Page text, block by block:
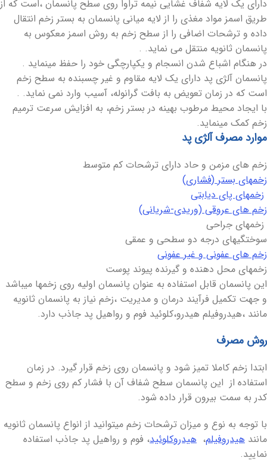
دارای یک لایه شفاف غشایی نیمه تراوا روی سطح پانسمان ،است که از
طریق اسمز مواد مغذی را از لایه میانی پانسمان به بستر زخم انتقال
داده و ترشحات اضافی را از سطح زخم به روش اسمز معکوس به
پانسمان ثانویه منتقل می نماید. .
در هنگام اشباع شدن انسجام و یکپارچگی خود را حفظ مینماید .
پانسمان آلژی پد دارای یک لایه مقاوم و غیر چسبنده به سطح زخم
است که در زمان تعویض به بافت گرانوله، آسیب وارد نمی نماید. .
با ایجاد محیط مرطوب بهینه در بستر زخم، به افزایش سرعت ترمیم
زخم کمک مینماید.
موارد مصرف آلژی پد
زخم های مزمن و حاد دارای ترشحات کم متوسط
زخمهای بستر (فشاری)
زخمهای پای دیابتی
زخم های عروقی (وریدی-شریانی)
زخمهای جراحی
سوختگیهای درجه دو سطحی و عمقی
زخم های عفونی و غیر عفونی
زخمهای محل دهنده و گیرنده پیوند پوست
این پانسمان قابل استفاده به عنوان پانسمان اولیه روی زخمها میباشد
و جهت تکمیل فرآیند درمان و مدیریت ،زخم نیاز به پانسمان ثانویه
مانند ،هیدروفیلم هیدرو،کلوئید فوم و رواهیل پد جاذب دارد.
روش مصرف
ابتدا زخم کاملا تمیز شود و پانسمان روی زخم قرار گیرد. در زمان
استفاده از این پانسمان سطح شفاف آن با فشار کم روی زخم و سطح
کدر به سمت بیرون قرار داده شود.
با توجه به نوع و میزان ترشحات زخم میتوانید از انواع پانسمان ثانویه
مانند هیدروفیلم، هیدروکلوئید، فوم و رواهیل پد جاذب استفاده
نمایید.